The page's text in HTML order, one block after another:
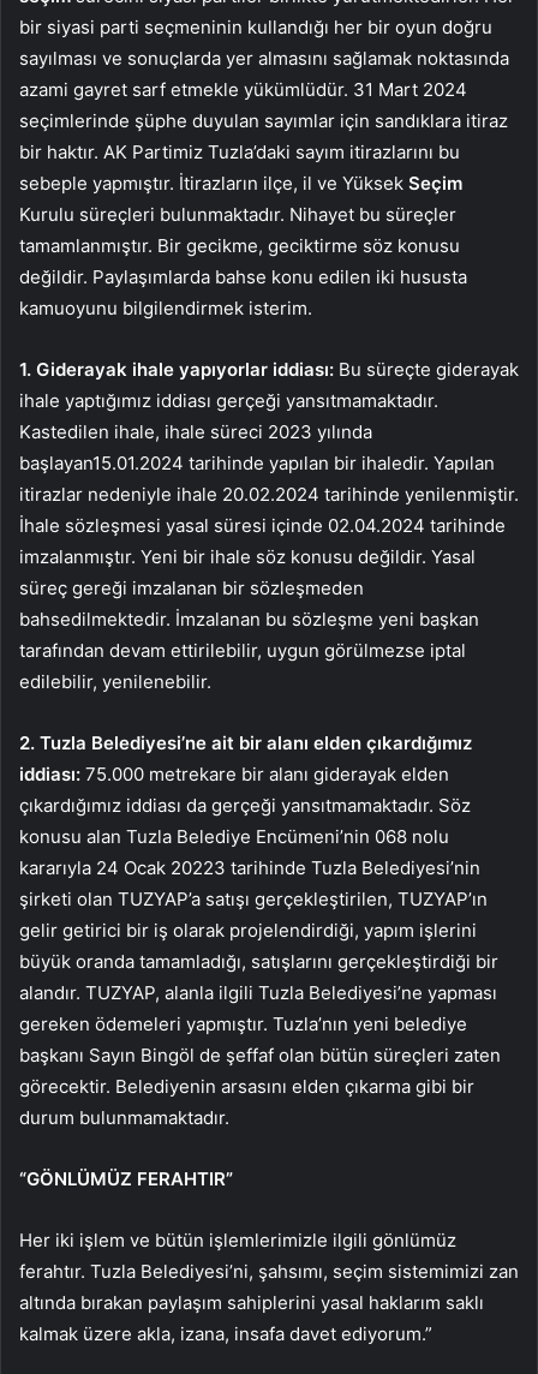
bir siyasi parti seçmeninin kullandığı her bir oyun doğru
sayılması ve sonuçlarda yer almasını sağlamak noktasında
azami gayret sarf etmekle yükümlüdür. 31 Mart 2024
seçimlerinde şüphe duyulan sayımlar için sandıklara itiraz
bir haktır. AK Partimiz Tuzla’daki sayım itirazlarını bu
sebeple yapmıştır. İtirazların ilçe, il ve Yüksek Seçim
Kurulu süreçleri bulunmaktadır. Nihayet bu süreçler
tamamlanmıştır. Bir gecikme, geciktirme söz konusu
değildir. Paylaşımlarda bahse konu edilen iki hususta
kamuoyunu bilgilendirmek isterim.
1. Giderayak ihale yapıyorlar iddiası: Bu süreçte giderayak
ihale yaptığımız iddiası gerçeği yansıtmamaktadır.
Kastedilen ihale, ihale süreci 2023 yılında
başlayan15.01.2024 tarihinde yapılan bir ihaledir. Yapılan
itirazlar nedeniyle ihale 20.02.2024 tarihinde yenilenmiştir.
İhale sözleşmesi yasal süresi içinde 02.04.2024 tarihinde
imzalanmıştır. Yeni bir ihale söz konusu değildir. Yasal
süreç gereği imzalanan bir sözleşmeden
bahsedilmektedir. İmzalanan bu sözleşme yeni başkan
tarafından devam ettirilebilir, uygun görülmezse iptal
edilebilir, yenilenebilir.
2. Tuzla Belediyesi’ne ait bir alanı elden çıkardığımız
iddiası: 75.000 metrekare bir alanı giderayak elden
çıkardığımız iddiası da gerçeği yansıtmamaktadır. Söz
konusu alan Tuzla Belediye Encümeni’nin 068 nolu
kararıyla 24 Ocak 20223 tarihinde Tuzla Belediyesi’nin
şirketi olan TUZYAP’a satışı gerçekleştirilen, TUZYAP’ın
gelir getirici bir iş olarak projelendirdiği, yapım işlerini
büyük oranda tamamladığı, satışlarını gerçekleştirdiği bir
alandır. TUZYAP, alanla ilgili Tuzla Belediyesi’ne yapması
gereken ödemeleri yapmıştır. Tuzla’nın yeni belediye
başkanı Sayın Bingöl de şeffaf olan bütün süreçleri zaten
görecektir. Belediyenin arsasını elden çıkarma gibi bir
durum bulunmamaktadır.
“GÖNLÜMÜZ FERAHTIR”
Her iki işlem ve bütün işlemlerimizle ilgili gönlümüz
ferahtır. Tuzla Belediyesi’ni, şahsımı, seçim sistemimizi zan
altında bırakan paylaşım sahiplerini yasal haklarım saklı
kalmak üzere akla, izana, insafa davet ediyorum.”